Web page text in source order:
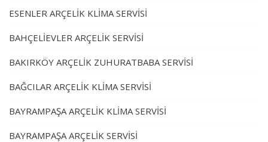
ESENLER ARÇELİK KLİMA SERVİSİ
BAHÇELİEVLER ARÇELİK SERVİSİ
BAKIRKÖY ARÇELİK ZUHURATBABA SERVİSİ
BAĞCILAR ARÇELİK KLİMA SERVİSİ
BAYRAMPAŞA ARÇELİK KLİMA SERVİSİ
BAYRAMPAŞA ARÇELİK SERVİSİ